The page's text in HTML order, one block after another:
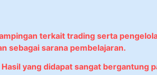
terkait trading serta
sebagai sarana pembelajaran.
yang didapat sangat bergantung